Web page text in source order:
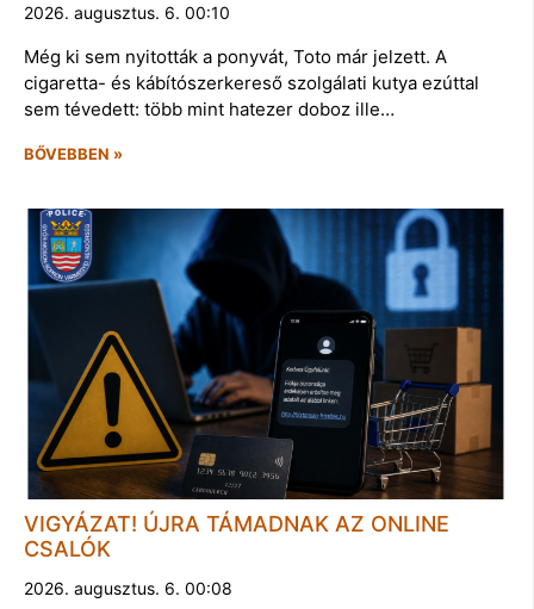
2026. augusztus. 6. 00:10
Még ki sem nyitották a ponyvát, Toto már jelzett. A
cigaretta- és kábítószerkereső szolgálati kutya ezúttal
sem tévedett: több mint hatezer doboz ille…
BŐVEBBEN »
VIGYÁZAT! ÚJRA TÁMADNAK AZ ONLINE
CSALÓK
2026. augusztus. 6. 00:08